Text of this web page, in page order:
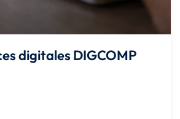
digitales DIGCOMP